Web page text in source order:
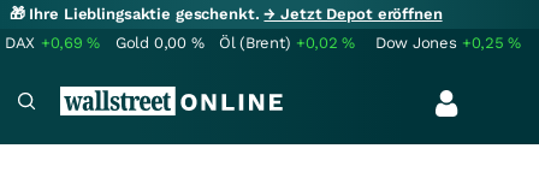
🎁 Ihre Lieblingsaktie geschenkt.→ Jetzt Depot eröffnen
DAX +0,69% Gold 0,00 % Öl (Brent) +0,02% Dow Jones +0,25%